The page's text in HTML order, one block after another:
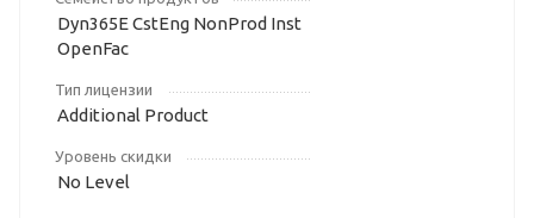
Dyn365E CstEng NonProd Inst
OpenFac
Тип лицензии
Additional Product
Уровень скидки
No Level